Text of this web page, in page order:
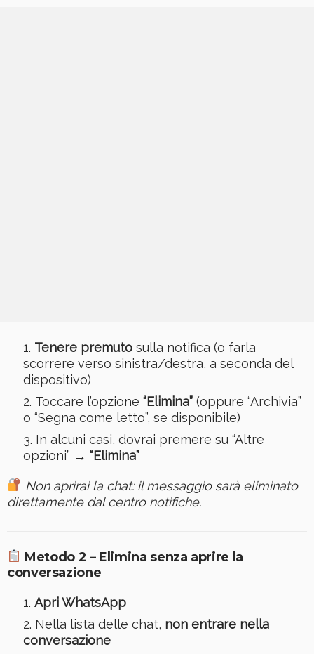
Tenere premutosulla notifica (o farla
scorrere verso sinistra/destra, a seconda del
dispositivo)
Toccare l’opzione “Elimina”(oppure “Archivia”
o “Segna come letto”, se disponibile)
In alcuni casi, dovrai premere su “Altre
opzioni” → “Elimina”
Non aprirai la chat: il messaggio sarà eliminato
direttamente dal centro notifiche.
Metodo 2 – Elimina senza aprire la
conversazione
Apri WhatsApp
Nella lista delle chat, non entrare nella
conversazione